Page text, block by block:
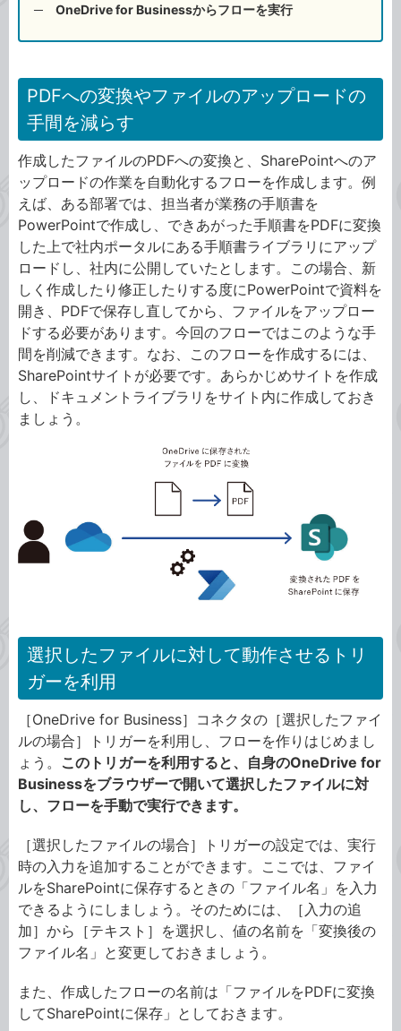
OneDrive for Businessからフローを実行
PDFへの変換やファイルのアップロードの
手間を減らす
作成したファイルのPDFへの変換と、SharePointへのア
ップロードの作業を自動化するフローを作成します。例
えば、ある部署では、担当者が業務の手順書を
PowerPointで作成し、できあがった手順書をPDFに変換
した上で社内ポータルにある手順書ライブラリにアップ
ロードし、社内に公開していたとします。この場合、新
しく作成したり修正したりする度にPowerPointで資料を
開き、PDFで保存し直してから、ファイルをアップロー
ドする必要があります。今回のフローではこのような手
間を削減できます。なお、このフローを作成するには、
SharePointサイトが必要です。あらかじめサイトを作成
し、ドキュメントライブラリをサイト内に作成しておき
ましょう。
選択したファイルに対して動作させるトリ
ガーを利用
［OneDrive for Business］コネクタの［選択したファイ
ルの場合］トリガーを利用し、フローを作りはじめまし
ょう。 このトリガーを利用すると、自身のOneDrive for
Businessをブラウザーで開いて選択したファイルに対
し、フローを手動で実行できます。
［選択したファイルの場合］トリガーの設定では、実行
時の入力を追加することができます。ここでは、ファイ
ルをSharePointに保存するときの「ファイル名」を入力
できるようにしましょう。そのためには、［入力の追
加］から［テキスト］を選択し、値の名前を「変換後の
ファイル名」と変更しておきましょう。
また、作成したフローの名前は「ファイルをPDFに変換
してSharePointに保存」としておきます。